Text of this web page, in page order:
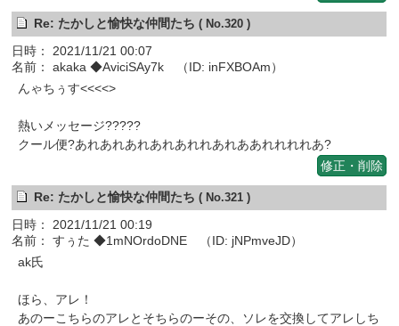
Re: たかしと愉快な仲間たち( No.320 )
日時： 2021/11/21 00:07
名前： akaka ◆AviciSAy7k （ID: inFXBOAm）
んゃちぅす<<<<>
熱いメッセージ?????
クール便?あれあれあれあれあれれあれああれれれれあ?
修正・削除
Re: たかしと愉快な仲間たち( No.321 )
日時： 2021/11/21 00:19
名前： すぅた ◆1mNOrdoDNE （ID: jNPmveJD）
ak氏
ほら、アレ！
あのーこちらのアレとそちらのーその、ソレを交換してアレしち